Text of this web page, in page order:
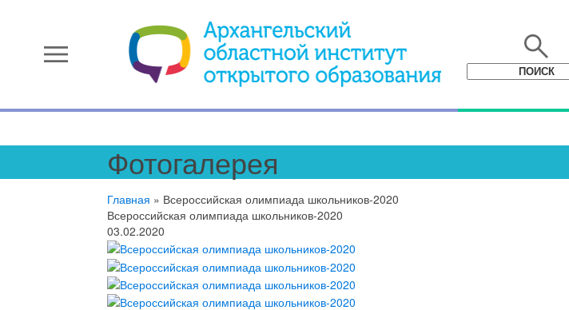
menu search
Фотогалерея
Главная » Всероссийская олимпиада школьников-2020
Всероссийская олимпиада школьников-2020
03.02.2020